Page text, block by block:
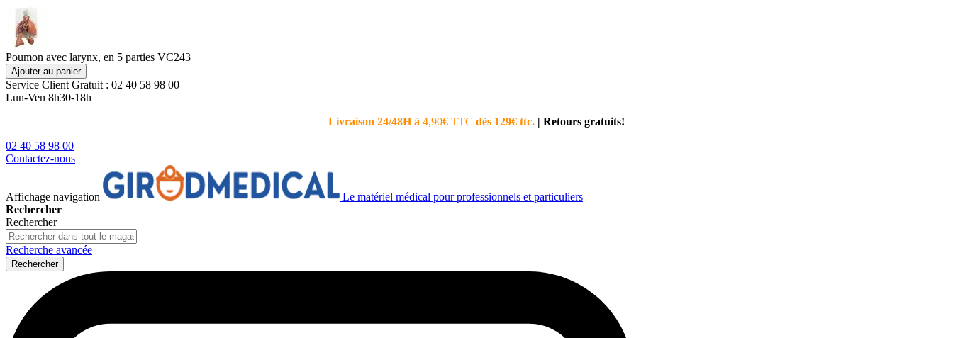
Poumon avec larynx, en 5 parties VC243
Ajouter au panier
Service Client Gratuit : 02 40 58 98 00
Lun-Ven 8h30-18h
Livraison 24/48H à 4,90€ TTC dès 129€ ttc. | Retours gratuits!
02 40 58 98 00
Contactez-nous
Affichage navigation
Le matériel médical pour professionnels et particuliers
Rechercher
Rechercher
Recherche avancée
Rechercher